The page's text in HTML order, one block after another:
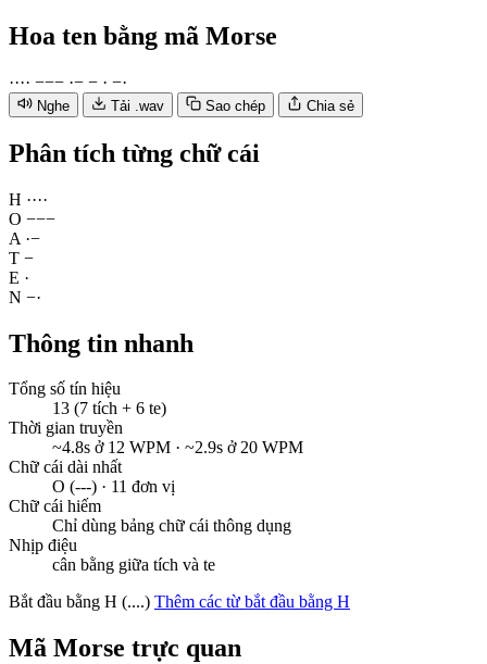
Hoa ten bằng mã Morse
···· −−− ·− − · −·
Nghe Tải .wav Sao chép Chia sẻ
Phân tích từng chữ cái
H ····
O −−−
A ·−
T −
E ·
N −·
Thông tin nhanh
Tổng số tín hiệu
13 (7 tích + 6 te)
Thời gian truyền
~4.8s ở 12 WPM · ~2.9s ở 20 WPM
Chữ cái dài nhất
O (---) · 11 đơn vị
Chữ cái hiếm
Chỉ dùng bảng chữ cái thông dụng
Nhịp điệu
cân bằng giữa tích và te
Bắt đầu bằng H (....) Thêm các từ bắt đầu bằng H
Mã Morse trực quan